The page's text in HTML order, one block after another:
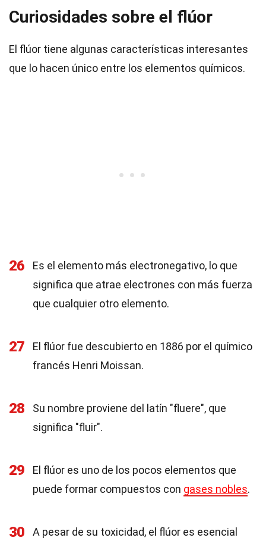
Curiosidades sobre el flúor
El flúor tiene algunas características interesantes
que lo hacen único entre los elementos químicos.
26
Es el elemento más electronegativo, lo que
significa que atrae electrones con más fuerza
que cualquier otro elemento.
27
El flúor fue descubierto en 1886 por el químico
francés Henri Moissan.
28
Su nombre proviene del latín "fluere", que
significa "fluir".
29
El flúor es uno de los pocos elementos que
puede formar compuestos con gases nobles.
30
A pesar de su toxicidad, el flúor es esencial